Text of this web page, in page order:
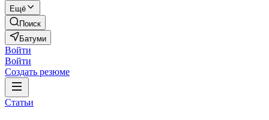
Ещё
Поиск
Батуми
Войти
Войти
Создать резюме
Статьи